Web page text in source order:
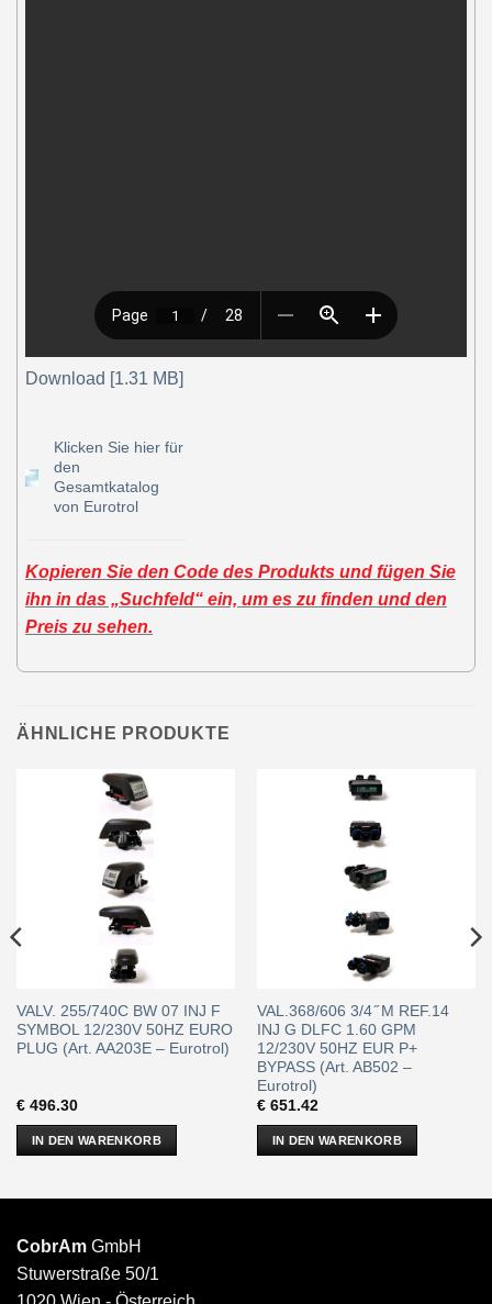
Download [1.31 MB]
Klicken Sie hier für
den
Gesamtkatalog
von Eurotrol
Kopieren Sie den Code des Produkts und fügen Sie
ihn in das „Suchfeld“ ein, um es zu finden und den
Preis zu sehen.
ÄHNLICHE PRODUKTE
VALV. 255/740C BW 07 INJ F
SYMBOL 12/230V 50HZ EURO
PLUG (Art. AA203E – Eurotrol)
€496.30
IN DEN WARENKORB
VAL.368/606 3/4 ̋ M REF.14
INJ G DLFC 1.60 GPM
12/230V 50HZ EUR P+
BYPASS (Art. AB502 –
Eurotrol)
€651.42
IN DEN WARENKORB
CobrAm GmbH
Stuwerstraße 50/1